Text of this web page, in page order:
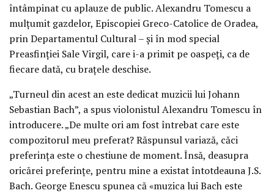
întâmpinat cu aplauze de public. Alexandru Tomescu a
mulțumit gazdelor, Episcopiei Greco-Catolice de Oradea,
prin Departamentul Cultural – și în mod special
Preasfinției Sale Virgil, care i-a primit pe oaspeți, ca de
fiecare dată, cu brațele deschise.
„Turneul din acest an este dedicat muzicii lui Johann
Sebastian Bach”, a spus violonistul Alexandru Tomescu în
introducere. „De multe ori am fost întrebat care este
compozitorul meu preferat? Răspunsul variază, căci
preferința este o chestiune de moment. Însă, deasupra
oricărei preferințe, pentru mine a existat întotdeauna J.S.
Bach. George Enescu spunea că «muzica lui Bach este